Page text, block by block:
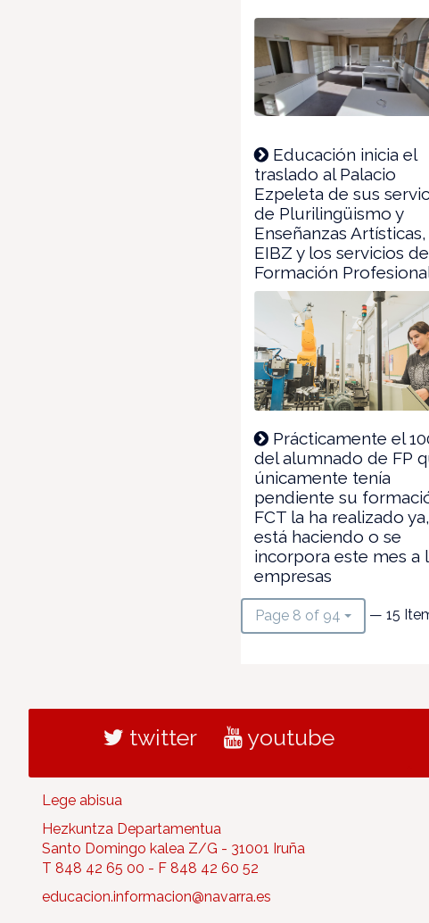
Educación inicia el
traslado al Palacio
Ezpeleta de sus
de Plurilingüismo y
Enseñanzas Artísticas,
EIBZ y los servicios de
Formación
Prácticamente el
del alumnado de FP
únicamente tenía
pendiente su
FCT la ha realizado
está haciendo o se
incorpora este mes a
empresas
Page 8 of 94 — 15
twitter youtube
Lege abisua
Hezkuntza Departamentua
Santo Domingo kalea Z/G - 31001 Iruña
T 848 42 65 00 - F 848 42 60 52
educacion.informacion@navarra.es